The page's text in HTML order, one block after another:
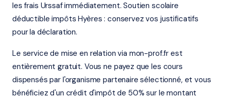
les frais Urssaf immédiatement. Soutien scolaire
déductible impôts Hyères : conservez vos justificatifs
pour la déclaration.
Le service de mise en relation via mon-prof.fr est
entièrement gratuit. Vous ne payez que les cours
dispensés par l'organisme partenaire sélectionné, et vous
bénéficiez d'un crédit d'impôt de 50% sur le montant